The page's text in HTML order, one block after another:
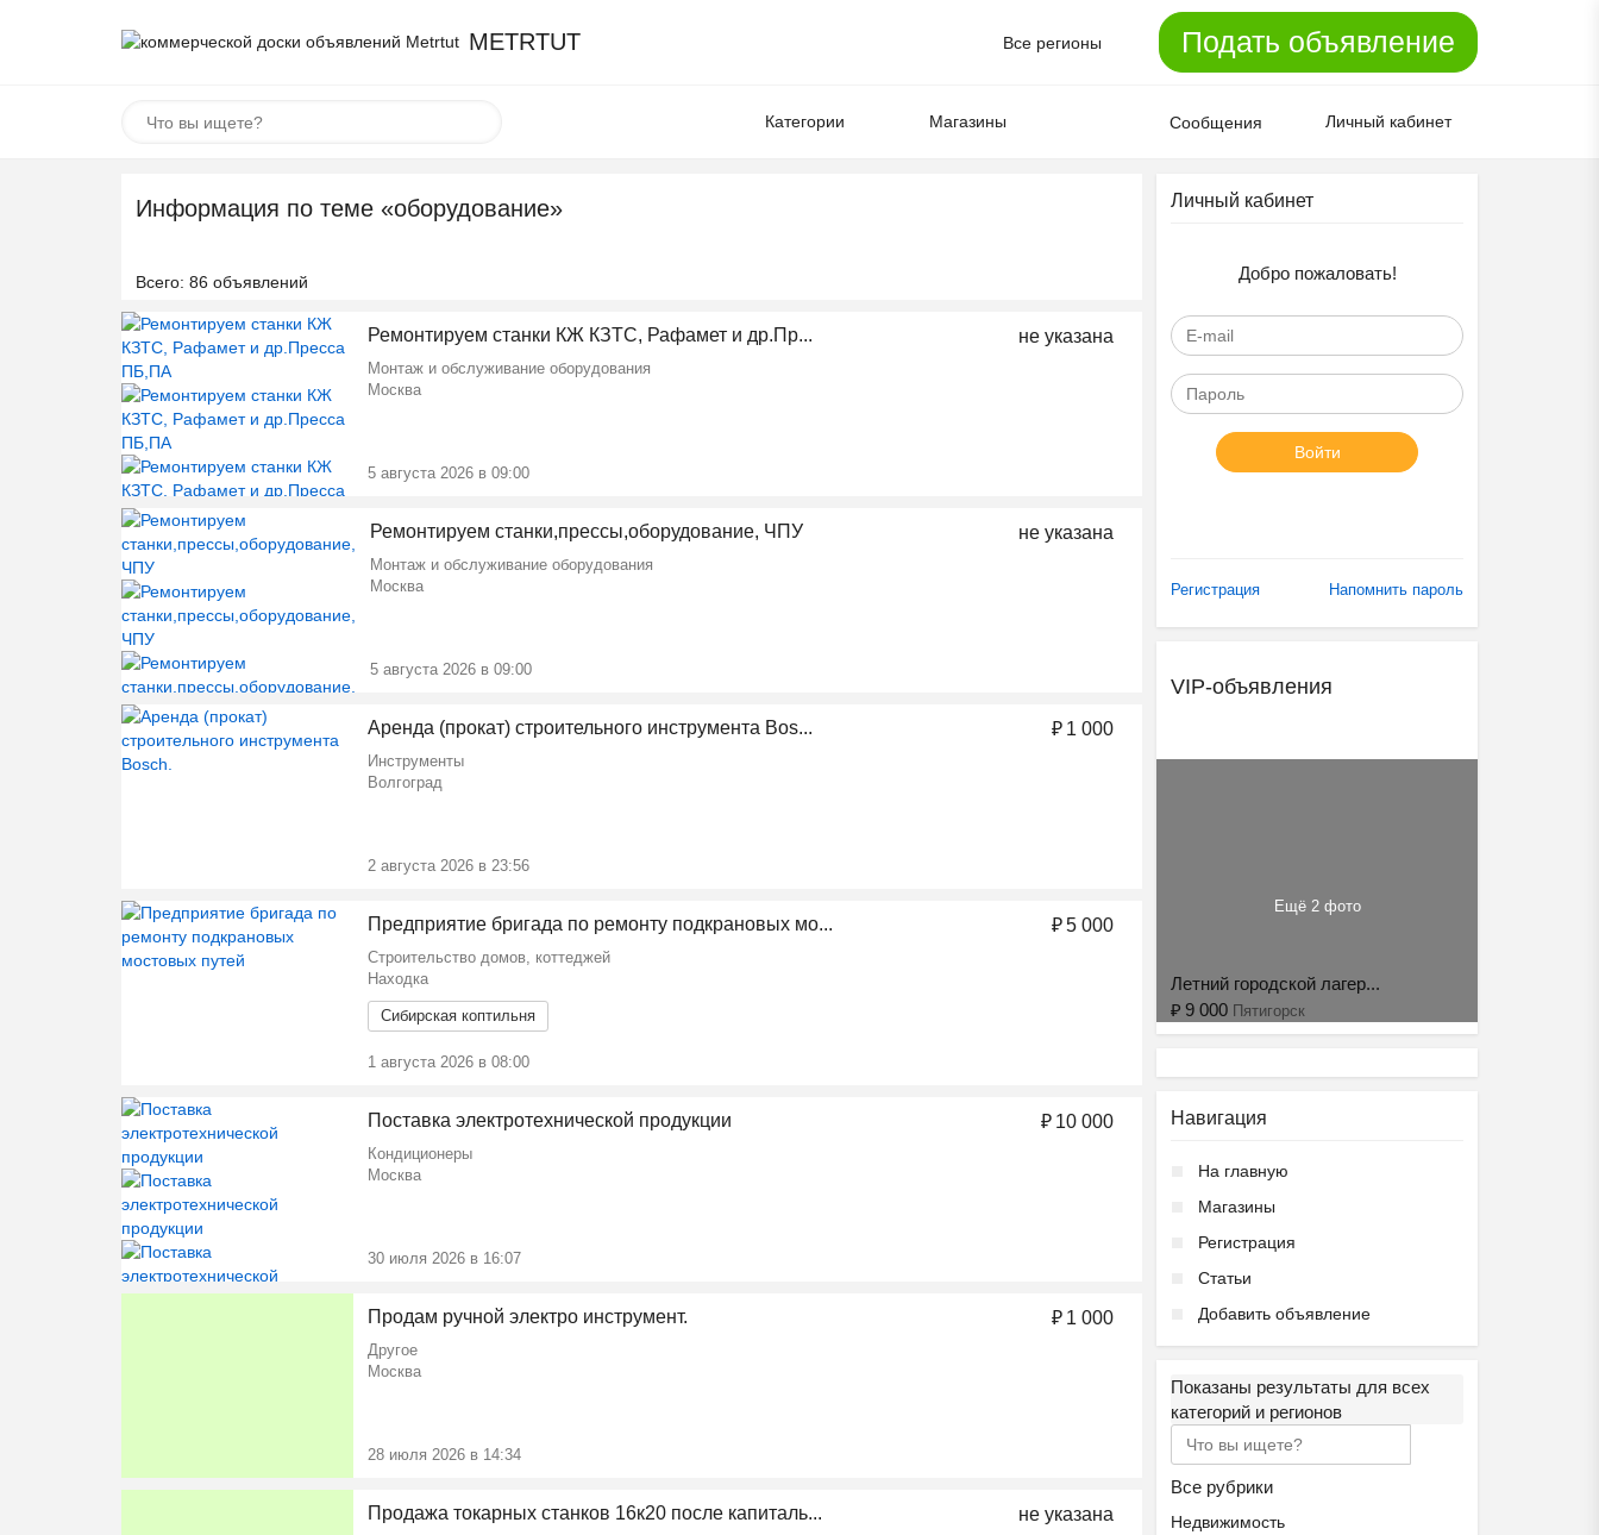
METRTUT Все регионы Подать объявление
Категории Магазины Сообщения Личный кабинет
Информация по теме «оборудование»
Всего: 86 объявлений
Ремонтируем станки КЖ КЗТС, Рафамет и др.Пр...
Монтаж и обслуживание оборудования
Москва
5 августа 2026 в 09:00
не указана
Ремонтируем станки,прессы,оборудование, ЧПУ
Монтаж и обслуживание оборудования
Москва
5 августа 2026 в 09:00
не указана
Аренда (прокат) строительного инструмента Bos...
Инструменты
Волгоград
2 августа 2026 в 23:56
₽ 1 000
Предприятие бригада по ремонту подкрановых мо...
Строительство домов, коттеджей
Находка
Сибирская коптильня
1 августа 2026 в 08:00
₽5 000
Поставка электротехнической продукции
Кондиционеры
Москва
30 июля 2026 в 16:07
₽ 10 000
Продам ручной электро инструмент.
Другое
Москва
28 июля 2026 в 14:34
₽ 1 000
Продажа токарных станков 16к20 после капиталь... не указана
Личный кабинет
Добро пожаловать!
Войти
Регистрация Напомнить пароль
VIP-объявления
Ещё 2 фото
Летний городской лагер...
₽ 9 000 Пятигорск
Подготовка к школе ОБР...
Навигация
На главную
Магазины
Регистрация
Статьи
Добавить объявление
Показаны результаты для всех
категорий и регионов
Все рубрики
Недвижимость